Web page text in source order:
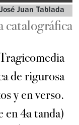
Juan Tablada
catalográfica
de rigurosa
y en verso.
en 4a tanda)